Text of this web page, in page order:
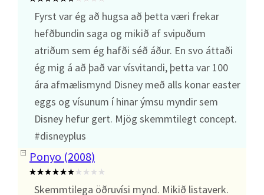
Fyrst var ég að hugsa að þetta væri frekar
hefðbundin saga og mikið af svipuðum
atriðum sem ég hafði séð áður. En svo áttaði
ég mig á að það var vísvitandi, þetta var 100
ára afmælismynd Disney með alls konar easter
eggs og vísunum í hinar ýmsu myndir sem
Disney hefur gert. Mjög skemmtilegt concept.
#disneyplus
Ponyo (2008)
Skemmtilega öðruvísi mynd. Mikið listaverk.